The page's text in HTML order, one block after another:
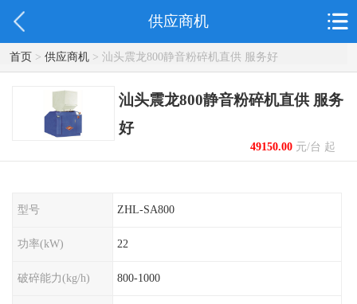
供应商机
首页> 供应商机> 汕头震龙800静音粉碎机直供 服务好
汕头震龙800静音粉碎机直供 服务
好
49150.00元/台 起
型号 ZHL-SA800
功率(kW) 22
破碎能力(kg/h) 800-1000